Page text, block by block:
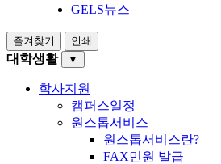
GELS뉴스
즐겨찾기 인쇄
대학생활 ▼
학사지원
캠퍼스일정
원스톱서비스
원스톱서비스란?
FAX민원 발급